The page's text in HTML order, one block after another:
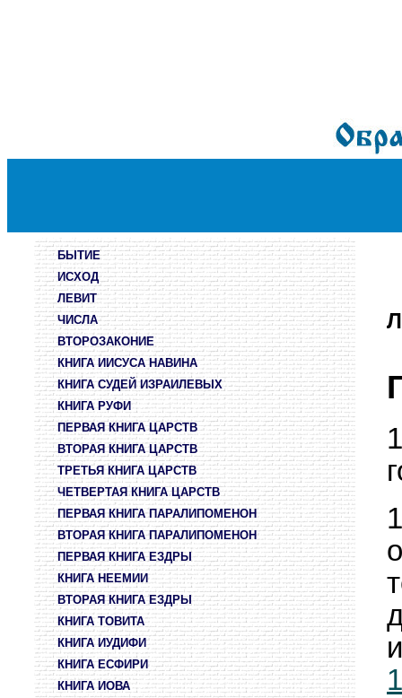
БЫТИЕ
ИСХОД
ЛЕВИТ
ЧИСЛА
ВТОРОЗАКОНИЕ
КНИГА ИИСУСА НАВИНА
КНИГА СУДЕЙ ИЗРАИЛЕВЫХ
КНИГА РУФИ
ПЕРВАЯ КНИГА ЦАРСТВ
ВТОРАЯ КНИГА ЦАРСТВ
ТРЕТЬЯ КНИГА ЦАРСТВ
ЧЕТВЕРТАЯ КНИГА ЦАРСТВ
ПЕРВАЯ КНИГА ПАРАЛИПОМЕНОН
ВТОРАЯ КНИГА ПАРАЛИПОМЕНОН
ПЕРВАЯ КНИГА ЕЗДРЫ
КНИГА НЕЕМИИ
ВТОРАЯ КНИГА ЕЗДРЫ
КНИГА ТОВИТА
КНИГА ИУДИФИ
КНИГА ЕСФИРИ
КНИГА ИОВА